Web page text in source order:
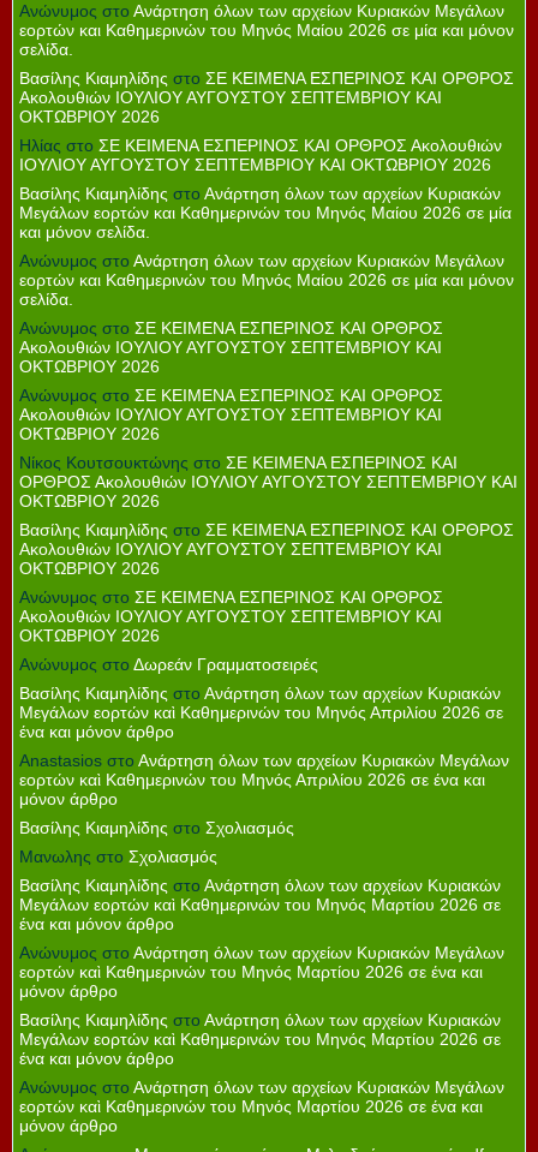
Ανώνυμος στο Ανάρτηση όλων των αρχείων Κυριακών Μεγάλων
εορτών και Καθημερινών του Μηνός Μαίου 2026 σε μία και μόνον
σελίδα.
Βασίλης Κιαμηλίδης στο ΣΕ ΚΕΙΜΕΝΑ ΕΣΠΕΡΙΝΟΣ ΚΑΙ ΟΡΘΡΟΣ
Ακολουθιών ΙΟΥΛΙΟΥ ΑΥΓΟΥΣΤΟΥ ΣΕΠΤΕΜΒΡΙΟΥ ΚΑΙ
ΟΚΤΩΒΡΙΟΥ 2026
Ηλίας στο ΣΕ ΚΕΙΜΕΝΑ ΕΣΠΕΡΙΝΟΣ ΚΑΙ ΟΡΘΡΟΣ Ακολουθιών
ΙΟΥΛΙΟΥ ΑΥΓΟΥΣΤΟΥ ΣΕΠΤΕΜΒΡΙΟΥ ΚΑΙ ΟΚΤΩΒΡΙΟΥ 2026
Βασίλης Κιαμηλίδης στο Ανάρτηση όλων των αρχείων Κυριακών
Μεγάλων εορτών και Καθημερινών του Μηνός Μαίου 2026 σε μία
και μόνον σελίδα.
Ανώνυμος στο Ανάρτηση όλων των αρχείων Κυριακών Μεγάλων
εορτών και Καθημερινών του Μηνός Μαίου 2026 σε μία και μόνον
σελίδα.
Ανώνυμος στο ΣΕ ΚΕΙΜΕΝΑ ΕΣΠΕΡΙΝΟΣ ΚΑΙ ΟΡΘΡΟΣ
Ακολουθιών ΙΟΥΛΙΟΥ ΑΥΓΟΥΣΤΟΥ ΣΕΠΤΕΜΒΡΙΟΥ ΚΑΙ
ΟΚΤΩΒΡΙΟΥ 2026
Ανώνυμος στο ΣΕ ΚΕΙΜΕΝΑ ΕΣΠΕΡΙΝΟΣ ΚΑΙ ΟΡΘΡΟΣ
Ακολουθιών ΙΟΥΛΙΟΥ ΑΥΓΟΥΣΤΟΥ ΣΕΠΤΕΜΒΡΙΟΥ ΚΑΙ
ΟΚΤΩΒΡΙΟΥ 2026
Νίκος Κουτσουκτώνης στο ΣΕ ΚΕΙΜΕΝΑ ΕΣΠΕΡΙΝΟΣ ΚΑΙ
ΟΡΘΡΟΣ Ακολουθιών ΙΟΥΛΙΟΥ ΑΥΓΟΥΣΤΟΥ ΣΕΠΤΕΜΒΡΙΟΥ ΚΑΙ
ΟΚΤΩΒΡΙΟΥ 2026
Βασίλης Κιαμηλίδης στο ΣΕ ΚΕΙΜΕΝΑ ΕΣΠΕΡΙΝΟΣ ΚΑΙ ΟΡΘΡΟΣ
Ακολουθιών ΙΟΥΛΙΟΥ ΑΥΓΟΥΣΤΟΥ ΣΕΠΤΕΜΒΡΙΟΥ ΚΑΙ
ΟΚΤΩΒΡΙΟΥ 2026
Ανώνυμος στο ΣΕ ΚΕΙΜΕΝΑ ΕΣΠΕΡΙΝΟΣ ΚΑΙ ΟΡΘΡΟΣ
Ακολουθιών ΙΟΥΛΙΟΥ ΑΥΓΟΥΣΤΟΥ ΣΕΠΤΕΜΒΡΙΟΥ ΚΑΙ
ΟΚΤΩΒΡΙΟΥ 2026
Ανώνυμος στο Δωρεάν Γραμματοσειρές
Βασίλης Κιαμηλίδης στο Ανάρτηση όλων των αρχείων Κυριακών
Μεγάλων εορτών καὶ Καθημερινών του Μηνός Απριλίου 2026 σε
ένα και μόνον άρθρο
Anastasios στο Ανάρτηση όλων των αρχείων Κυριακών Μεγάλων
εορτών καὶ Καθημερινών του Μηνός Απριλίου 2026 σε ένα και
μόνον άρθρο
Βασίλης Κιαμηλίδης στο Σχολιασμός
Μανωλης στο Σχολιασμός
Βασίλης Κιαμηλίδης στο Ανάρτηση όλων των αρχείων Κυριακών
Μεγάλων εορτών καὶ Καθημερινών του Μηνός Μαρτίου 2026 σε
ένα και μόνον άρθρο
Ανώνυμος στο Ανάρτηση όλων των αρχείων Κυριακών Μεγάλων
εορτών καὶ Καθημερινών του Μηνός Μαρτίου 2026 σε ένα και
μόνον άρθρο
Βασίλης Κιαμηλίδης στο Ανάρτηση όλων των αρχείων Κυριακών
Μεγάλων εορτών καὶ Καθημερινών του Μηνός Μαρτίου 2026 σε
ένα και μόνον άρθρο
Ανώνυμος στο Ανάρτηση όλων των αρχείων Κυριακών Μεγάλων
εορτών καὶ Καθημερινών του Μηνός Μαρτίου 2026 σε ένα και
μόνον άρθρο